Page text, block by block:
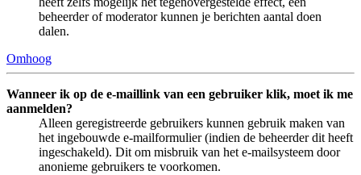
beheerder of moderator kunnen je berichten aantal doen
dalen.
Omhoog
Wanneer ik op de e-maillink van een gebruiker klik, moet ik me
aanmelden?
Alleen geregistreerde gebruikers kunnen gebruik maken van
het ingebouwde e-mailformulier (indien de beheerder dit heeft
ingeschakeld). Dit om misbruik van het e-mailsysteem door
anonieme gebruikers te voorkomen.